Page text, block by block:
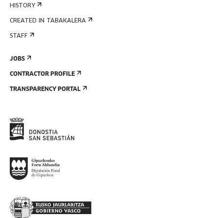
HISTORY
CREATED IN TABAKALERA
STAFF
JOBS
CONTRACTOR PROFILE
TRANSPARENCY PORTAL